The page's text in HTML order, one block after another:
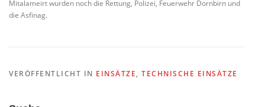
Mitalameirt wurden noch die Rettung, Polizei, Feuerwehr Dornbirn und
die Asfinag.
VERÖFFENTLICHT IN EINSÄTZE, TECHNISCHE EINSÄTZE